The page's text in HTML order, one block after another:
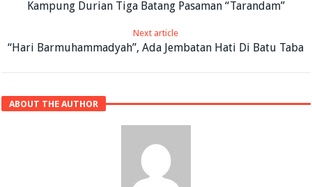
Kampung Durian Tiga Batang Pasaman “Tarandam”
Next article
“Hari Barmuhammadyah”, Ada Jembatan Hati Di Batu Taba
ABOUT THE AUTHOR